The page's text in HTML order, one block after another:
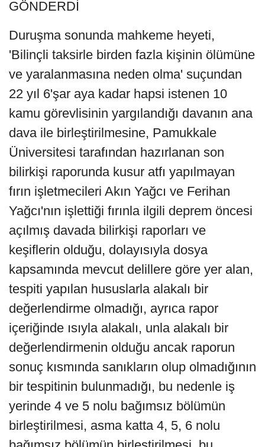
GÖNDERDİ
Duruşma sonunda mahkeme heyeti,
'Bilinçli taksirle birden fazla kişinin ölümüne
ve yaralanmasına neden olma' suçundan
22 yıl 6'şar aya kadar hapsi istenen 10
kamu görevlisinin yargılandığı davanın ana
dava ile birleştirilmesine, Pamukkale
Üniversitesi tarafından hazırlanan son
bilirkişi raporunda kusur atfı yapılmayan
fırın işletmecileri Akın Yağcı ve Ferihan
Yağcı'nın işlettiği fırınla ilgili deprem öncesi
açılmış davada bilirkişi raporları ve
keşiflerin olduğu, dolayısıyla dosya
kapsamında mevcut delillere göre yer alan,
tespiti yapılan hususlarla alakalı bir
değerlendirme olmadığı, ayrıca rapor
içeriğinde ısıyla alakalı, unla alakalı bir
değerlendirmenin olduğu ancak raporun
sonuç kısmında sanıkların olup olmadığının
bir tespitinin bulunmadığı, bu nedenle iş
yerinde 4 ve 5 nolu bağımsız bölümün
birleştirilmesi, asma katta 4, 5, 6 nolu